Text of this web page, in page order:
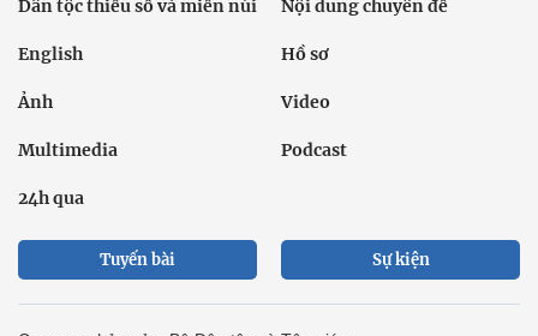
Dân tộc và Tôn giáo Thể thao
Giáo dục Thế giới
Đời sống Văn hóa - Giải trí
Sức khỏe Công nghệ
Ô tô xe máy
Bất động sản Bạn đọc
Tuần Việt Nam Công nghiệp hỗ trợ